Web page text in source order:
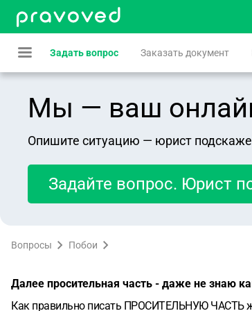
Задать вопрос Заказать документ
Мы — ваш
Опишите ситуацию — юрист
Задайте вопрос. Юрист
Вопросы Побои
Далее просительная часть - даже не знаю
Как правильно писать ПРОСИТЕЛЬНУЮ ЧАСТЬ